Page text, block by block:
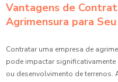
Vantagens de
Agrimensura para
Contratar uma empresa de
pode impactar
ou desenvolvimento de terrenos.